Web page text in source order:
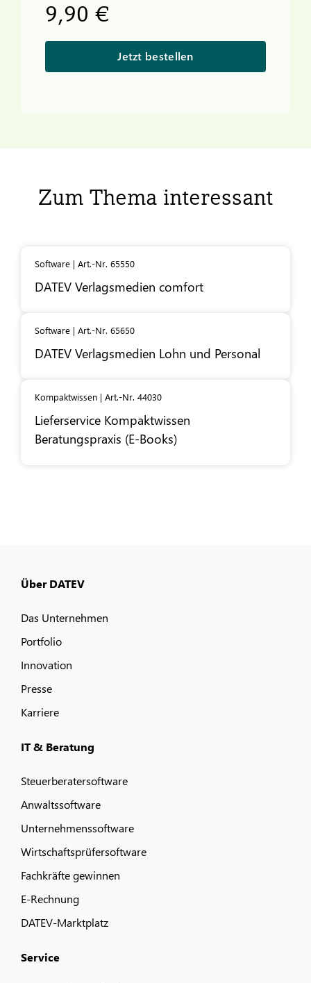
9,90 €
Jetzt bestellen
Zum Thema interessant
Software | Art.-Nr. 65550
DATEV Verlagsmedien comfort
Software | Art.-Nr. 65650
DATEV Verlagsmedien Lohn und Personal
Kompaktwissen | Art.-Nr. 44030
Lieferservice Kompaktwissen
Beratungspraxis (E-Books)
Über DATEV
Das Unternehmen
Portfolio
Innovation
Presse
Karriere
IT & Beratung
Steuerberatersoftware
Anwaltssoftware
Unternehmenssoftware
Wirtschaftsprüfersoftware
Fachkräfte gewinnen
E-Rechnung
DATEV-Marktplatz
Service